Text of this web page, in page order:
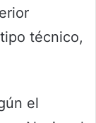
técnico,
el